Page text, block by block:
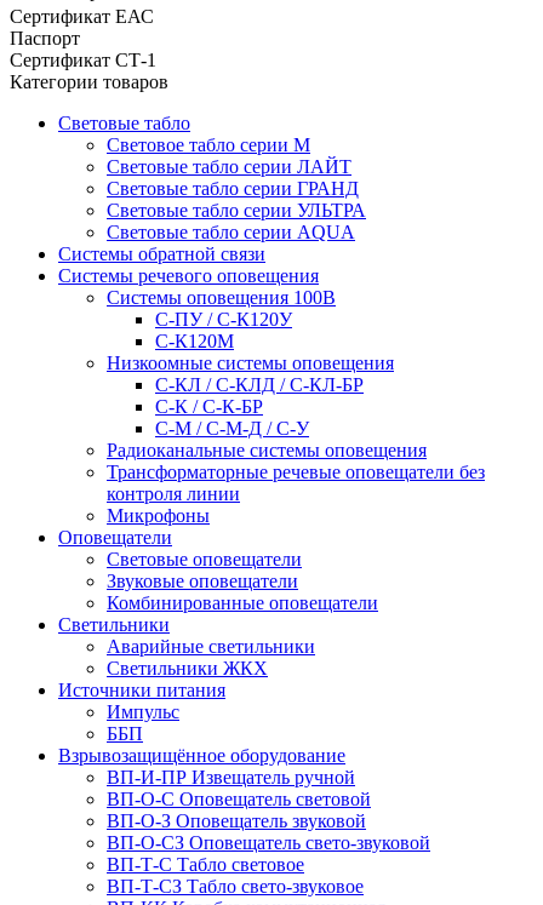
Сертификат ЕАС
Паспорт
Сертификат СТ-1
Категории товаров
Световые табло
Световое табло серии М
Световые табло серии ЛАЙТ
Световые табло серии ГРАНД
Световые табло серии УЛЬТРА
Световые табло серии AQUA
Системы обратной связи
Системы речевого оповещения
Системы оповещения 100В
С-ПУ / С-К120У
С-К120М
Низкоомные системы оповещения
С-КЛ / С-КЛД / C-КЛ-БР
С-К / С-К-БР
С-М / С-М-Д / С-У
Радиоканальные системы оповещения
Трансформаторные речевые оповещатели без
контроля линии
Микрофоны
Оповещатели
Световые оповещатели
Звуковые оповещатели
Комбинированные оповещатели
Светильники
Аварийные светильники
Светильники ЖКХ
Источники питания
Импульс
ББП
Взрывозащищённое оборудование
ВП-И-ПР Извещатель ручной
ВП-О-С Оповещатель световой
ВП-О-З Оповещатель звуковой
ВП-О-СЗ Оповещатель свето-звуковой
ВП-Т-С Табло световое
ВП-Т-СЗ Табло свето-звуковое